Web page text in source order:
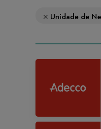
Unidade de